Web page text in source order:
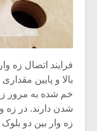
فرایند اتصال زه
بالا و پایین
خم شده به مرور
شدن دارند. در زه
زه وار بین دو